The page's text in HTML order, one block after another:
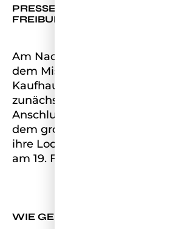
PRESSETERMIN BEI
FREIBURG
Am Nachmittag fuhren die
dem Miss Germany Bus nach
Kaufhaus Breuninger. Dort
zunächst ein kurzer
Anschluss hatten sie die
dem großen Kaufhaus
ihre Looks wahlweise für das
am 19. Februar zu
WIE GEHTS WEITER?